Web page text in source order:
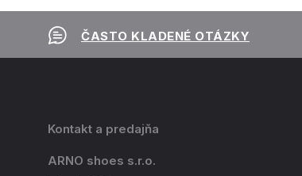
ČASTO KLADENÉ OTÁZKY
Kontakt a predajňa
ARNO shoes s.r.o.